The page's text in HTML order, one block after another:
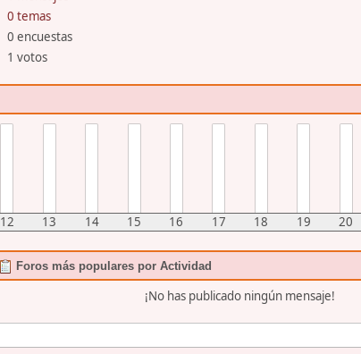
0 temas
0 encuestas
1 votos
12 13 14 15 16 17 18 19 20
Foros más populares por Actividad
¡No has publicado ningún mensaje!